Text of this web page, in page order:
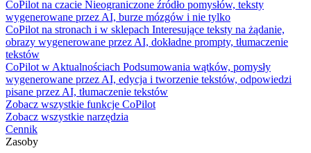
CoPilot na czacie Nieograniczone źródło pomysłów, teksty
wygenerowane przez AI, burze mózgów i nie tylko
CoPilot na stronach i w sklepach Interesujące teksty na żądanie,
obrazy wygenerowane przez AI, dokładne prompty, tłumaczenie
tekstów
CoPilot w Aktualnościach Podsumowania wątków, pomysły
wygenerowane przez AI, edycja i tworzenie tekstów, odpowiedzi
pisane przez AI, tłumaczenie tekstów
Zobacz wszystkie funkcje CoPilot
Zobacz wszystkie narzędzia
Cennik
Zasoby